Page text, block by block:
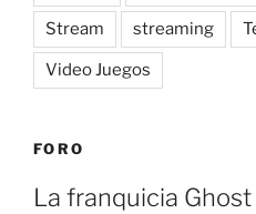
Stream streaming
Video Juegos
FORO
La franquicia